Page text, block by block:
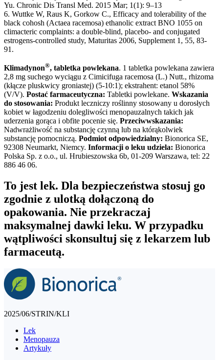
Yu. Chronic Dis Transl Med. 2015 Mar; 1(1): 9–13
6. Wuttke W, Raus K, Gorkow C., Efficacy and tolerability of the
black cohosh (Actaea racemosa) ethanolic extract BNO 1055 on
climacteric complaints: a double-blind, placebo- and conjugated
estrogens-controlled study, Maturitas 2006, Supplement 1, 55, 83-
91.
Klimadynon®, tabletka powlekana. 1 tabletka powlekana zawiera
2,8 mg suchego wyciągu z Cimicifuga racemosa (L.) Nutt., rhizoma
(kłącze pluskwicy groniastej) (5-10:1); ekstrahent: etanol 58%
(V/V). Postać farmaceutyczna: Tabletki powlekane. Wskazania
do stosowania: Produkt leczniczy roślinny stosowany u dorosłych
kobiet w łagodzeniu dolegliwości menopauzalnych takich jak
uderzenia gorąca i obfite pocenie się. Przeciwwskazania:
Nadwrażliwość na substancję czynną lub na którąkolwiek
substancję pomocniczą. Podmiot odpowiedzialny: Bionorica SE,
92308 Neumarkt, Niemcy. Informacji o leku udziela: Bionorica
Polska Sp. z o.o., ul. Hrubieszowska 6b, 01-209 Warszawa, tel: 22
886 46 06.
To jest lek. Dla bezpieczeństwa stosuj go
zgodnie z ulotką dołączoną do
opakowania. Nie przekraczaj
maksymalnej dawki leku. W przypadku
wątpliwości skonsultuj się z lekarzem lub
farmaceutą.
2025/06/STRIN/KLI
Lek
Menopauza
Artykuły